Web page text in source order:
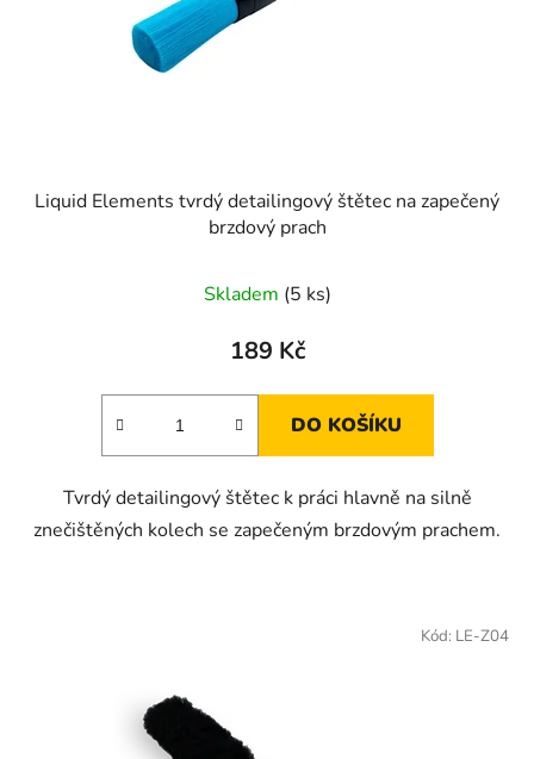
Liquid Elements tvrdý detailingový štětec na zapečený
brzdový prach
Skladem (5 ks)
189 Kč
DO KOŠÍKU
Tvrdý detailingový štětec k práci hlavně na silně
znečištěných kolech se zapečeným brzdovým prachem.
Kód: LE-Z04